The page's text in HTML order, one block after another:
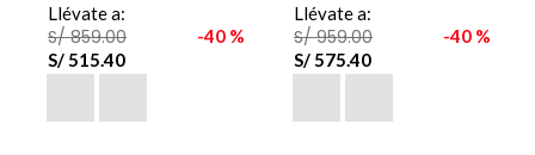
Llévate a:
S/ 859.00
S/515.40
40 %
Llévate a:
S/ 959.00
S/575.40
40 %